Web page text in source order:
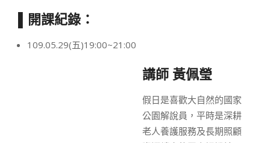
▌開課紀錄：
109.05.29(五)19:00~21:00
講師 黃佩瑩
假日是喜歡大自然的國家
公園解說員，平時是深耕
老人養護服務及長期照顧